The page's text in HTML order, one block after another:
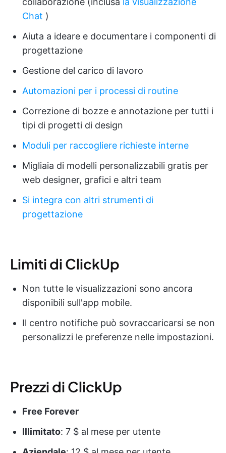
Chat )
Aiuta a ideare e documentare i componenti di
progettazione
Gestione del carico di lavoro
Automazioni per i processi di routine
Correzione di bozze e annotazione per tutti i
tipi di progetti di design
Moduli per raccogliere richieste interne
Migliaia di modelli personalizzabili gratis per
web designer, grafici e altri team
Si integra con altri strumenti di
progettazione
Limiti di ClickUp
Non tutte le visualizzazioni sono ancora
disponibili sull'app mobile.
Il centro notifiche può sovraccaricarsi se non
personalizzi le preferenze nelle impostazioni.
Prezzi di ClickUp
Free Forever
Illimitato: 7 $ al mese per utente